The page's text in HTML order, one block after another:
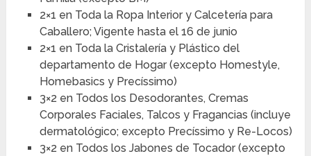
2×1 en Toda la Ropa Interior y Calcetería para
Caballero; Vigente hasta el 16 de junio
2×1 en Toda la Cristalería y Plástico del
departamento de Hogar (excepto Homestyle,
Homebasics y Precíssimo)
3×2 en Todos los Desodorantes, Cremas
Corporales Faciales, Talcos y Fragancias (incluye
dermatológico; excepto Precíssimo y Re-Locos)
3×2 en Todos los Jabones de Tocador (excepto